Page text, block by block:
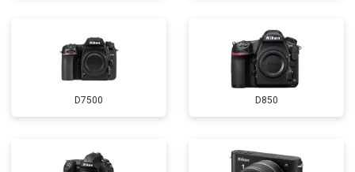
D7500 D850